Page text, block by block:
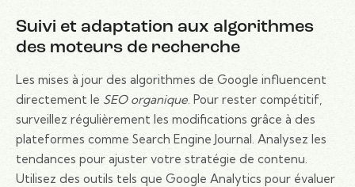
Suivi et adaptation aux algorithmes
des moteurs de recherche
Les mises à jour des algorithmes de Google influencent
directement le SEO organique . Pour rester compétitif,
surveillez régulièrement les modifications grâce à des
plateformes comme Search Engine Journal. Analysez les
tendances pour ajuster votre stratégie de contenu.
Utilisez des outils tels que Google Analytics pour évaluer